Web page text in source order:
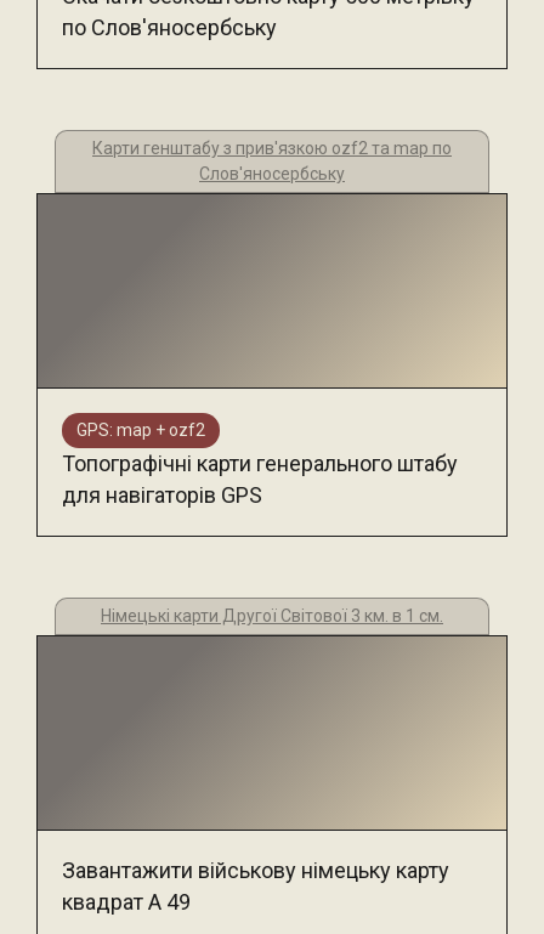
по Слов'яносербську
Карти генштабу з прив'язкою ozf2 та map по
Слов'яносербську
GPS: map + ozf2
Топографічні карти генерального штабу
для навігаторів GPS
Німецькі карти Другої Світової 3 км. в 1 см.
Завантажити військову німецьку карту
квадрат А 49